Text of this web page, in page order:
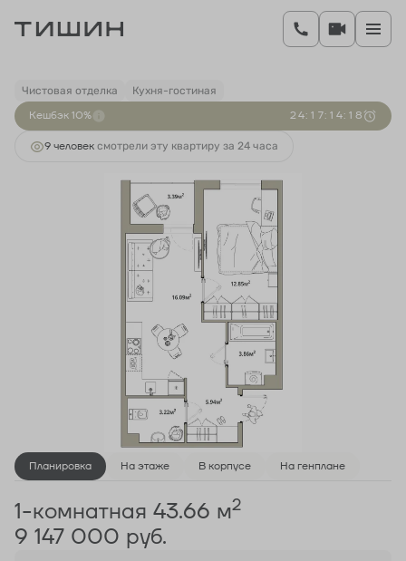
1-комнатная 43.66 м 9 147 000 руб.
Ипотекаот 33 959 руб.
Чистовая отделка Кухня-гостиная
Кешбэк 10% 2 4: 1 7: 1 4: 1 8
9 человек смотрели эту квартиру за 24 часа
Планировка На этаже В корпусе На генплане
1-комнатная 43.66 м2
9 147 000 руб.